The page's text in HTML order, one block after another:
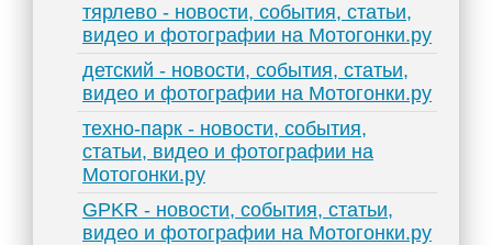
тярлево - новости, события, статьи,
видео и фотографии на Мотогонки.ру
детский - новости, события, статьи,
видео и фотографии на Мотогонки.ру
техно-парк - новости, события,
статьи, видео и фотографии на
Мотогонки.ру
GPKR - новости, события, статьи,
видео и фотографии на Мотогонки.ру